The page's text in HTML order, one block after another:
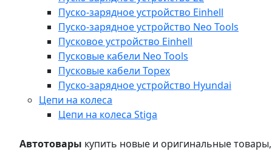
Пуско-зарядное устройство Einhell
Пуско-зарядное устройство Neo Tools
Пусковое устройство Einhell
Пусковые кабели Neo Tools
Пусковые кабели Topex
Пуско-зарядное устройство Hyundai
Цепи на колеса
Цепи на колеса Stiga
Автотовары купить новые и оригинальные товары,